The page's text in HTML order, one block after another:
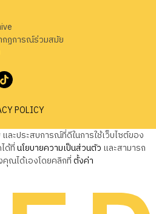
กฏการณ์ร่วมสมัย
POLICY
ละประสบการณ์ที่ดีในการใช้เว็บไซต์ของ
ด้ที่นโยบายความเป็นส่วนตัว และสามารถ
คุณได้เองโดยคลิกที่ตั้งค่า